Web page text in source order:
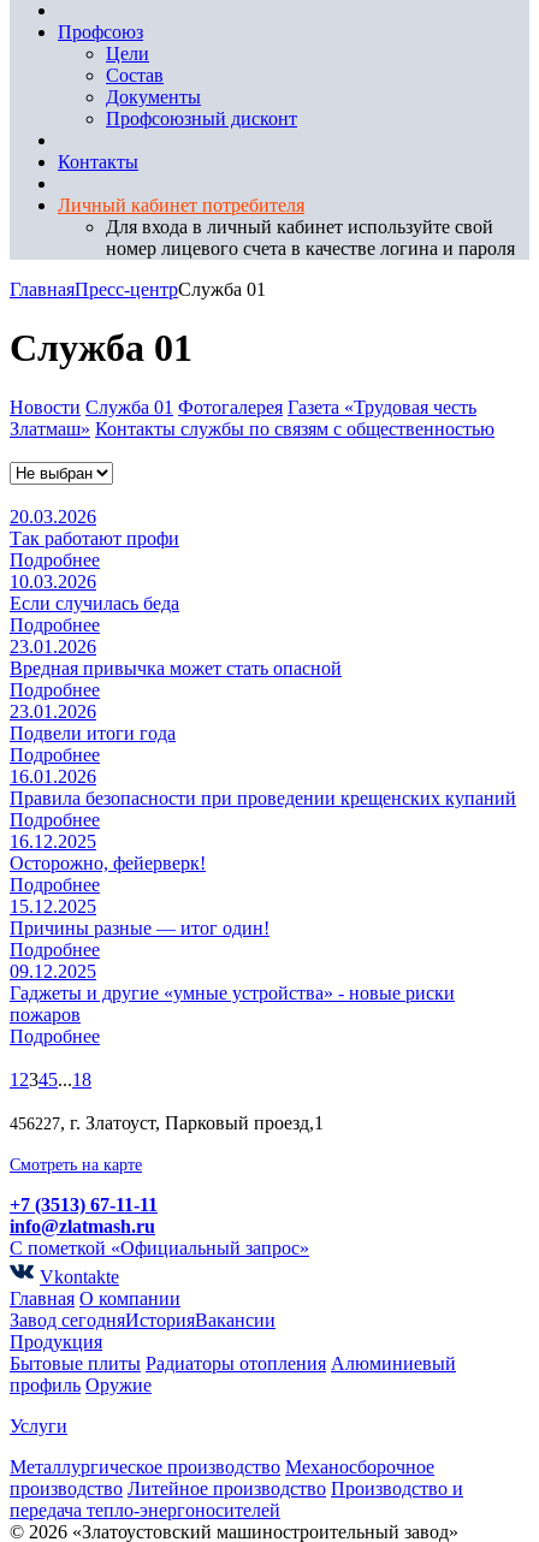
Профсоюз
Цели
Состав
Документы
Профсоюзный дисконт
Контакты
Личный кабинет потребителя
Для входа в личный кабинет используйте свой
номер лицевого счета в качестве логина и пароля
ГлавнаяПресс-центрСлужба 01
Служба 01
Новости Служба 01 Фотогалерея Газета «Трудовая честь
Златмаш» Контакты службы по связям с общественностью
20.03.2026
Так работают профи
Подробнее
10.03.2026
Если случилась беда
Подробнее
23.01.2026
Вредная привычка может стать опасной
Подробнее
23.01.2026
Подвели итоги года
Подробнее
16.01.2026
Правила безопасности при проведении крещенских купаний
Подробнее
16.12.2025
Осторожно, фейерверк!
Подробнее
15.12.2025
Причины разные — итог один!
Подробнее
09.12.2025
Гаджеты и другие «умные устройства» - новые риски
пожаров
Подробнее
1 2345...18
456227, г. Златоуст, Парковый проезд,1
Смотреть на карте
+7 (3513) 67-11-11
info@zlatmash.ru
С пометкой «Официальный запрос»
Vkontakte
Главная О компании
Завод сегодняИсторияВакансии
Продукция
Бытовые плиты Радиаторы отопления Алюминиевый
профиль Оружие
Услуги
Металлургическое производство Механосборочное
производство Литейное производство Производство и
передача тепло-энергоносителей
© 2026 «Златоустовский машиностроительный завод»